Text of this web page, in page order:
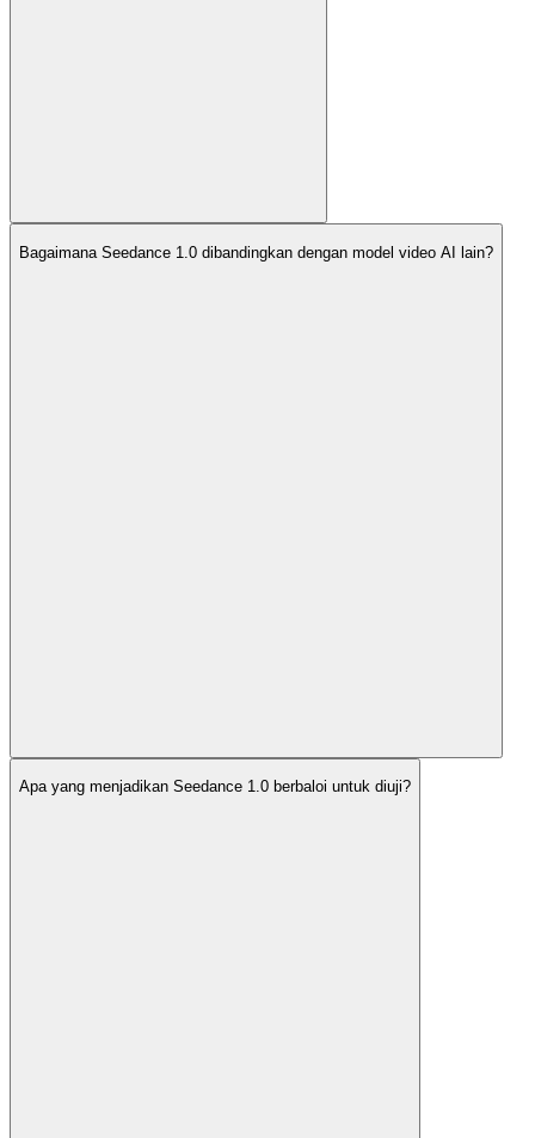
Bagaimana Seedance 1.0 dibandingkan dengan model video AI lain?
Apa yang menjadikan Seedance 1.0 berbaloi untuk diuji?